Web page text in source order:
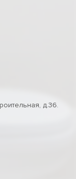
д.36.